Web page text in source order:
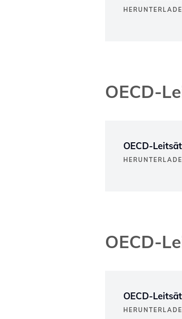
OECD-
OECD-
OECD-
OECD-